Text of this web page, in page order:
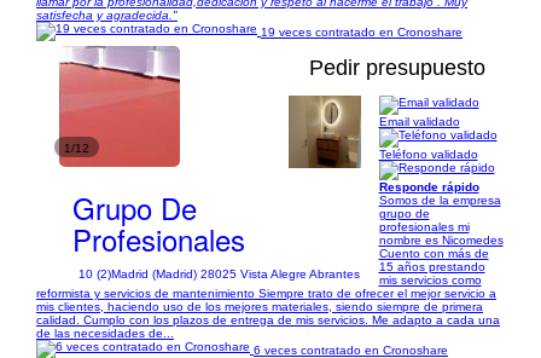
satisfecha y agradecida."
19 veces contratado en Cronoshare
1/12
Pedir presupuesto
Grupo De
Profesionales
10 (2)Madrid (Madrid) 28025 Vista Alegre Abrantes
Email validado
Teléfono validado
Responde rápido
Somos de la empresa
grupo de
profesionales mi
nombre es Nicomedes
Cuento con más de
15 años prestando
mis servicios como
reformista y servicios de mantenimiento Siempre trato de ofrecer el mejor servicio a
mis clientes, haciendo uso de los mejores materiales, siendo siempre de primera
calidad. Cumplo con los plazos de entrega de mis servicios. Me adapto a cada una
de las necesidades de...
6 veces contratado en Cronoshare